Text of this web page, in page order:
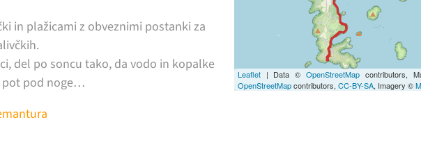
in plažicami z obveznimi postanki za
del po soncu tako, da vodo in kopalke
pot pod noge…
Leaflet| Data ©OpenStreetMap contributors,
OpenStreetMapcontributors, CC-BY-SA, Imagery ©